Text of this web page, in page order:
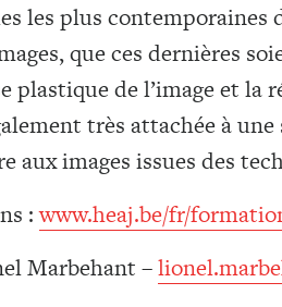
les plus
que ces dernières
plastique de l’image et la
très attachée à
aux images issues des
:www.heaj.be/fr/
Marbehant –